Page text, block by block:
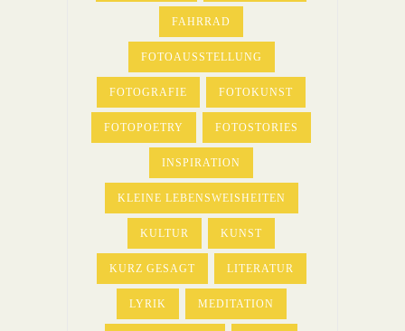
FAHRRAD
FOTOAUSSTELLUNG
FOTOGRAFIE FOTOKUNST
FOTOPOETRY FOTOSTORIES
INSPIRATION
KLEINE LEBENSWEISHEITEN
KULTUR KUNST
KURZ GESAGT LITERATUR
LYRIK MEDITATION